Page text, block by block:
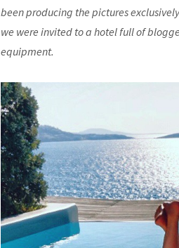
been producing the pictures
we were invited to a hotel full of
equipment.